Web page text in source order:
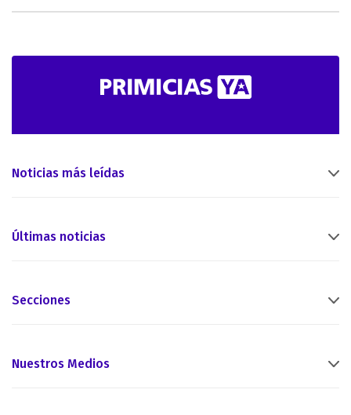
Noticias más leídas
Últimas noticias
Secciones
Nuestros Medios